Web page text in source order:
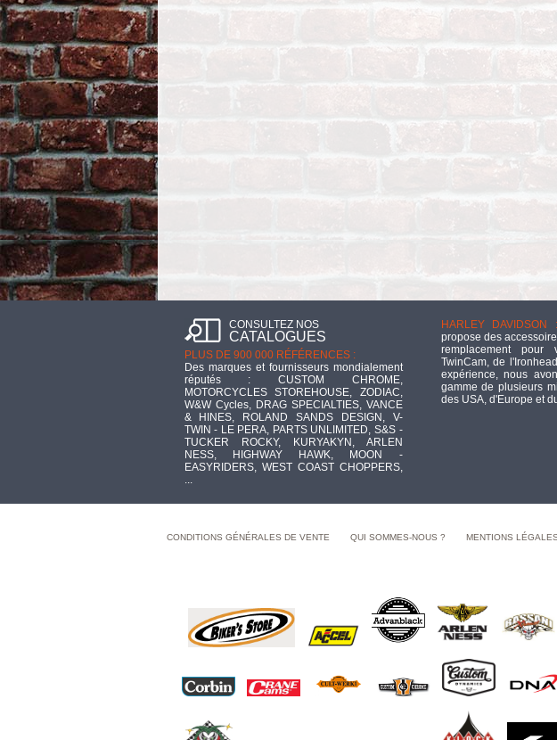
CONSULTEZ NOS
CATALOGUES
PLUS DE 900 000 RÉFÉRENCES :
Des marques et fournisseurs mondialement
réputés : CUSTOM CHROME,
MOTORCYCLES STOREHOUSE, ZODIAC,
W&W Cycles, DRAG SPECIALTIES, VANCE
& HINES, ROLAND SANDS DESIGN, V-
TWIN - LE PERA, PARTS UNLIMITED, S&S -
TUCKER ROCKY, KURYAKYN, ARLEN
NESS, HIGHWAY HAWK, MOON -
EASYRIDERS, WEST COAST CHOPPERS,
...
HARLEY DAVIDSON :
propose des
remplacement
TwinCam, de
expérience, nous
gamme de plusieurs
des USA, d'Europe et
CONDITIONS GÉNÉRALES DE VENTE QUI SOMMES-NOUS ? MENTIONS LÉGALES